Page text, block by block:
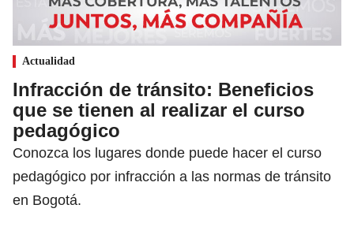
Actualidad
Infracción de tránsito: Beneficios
que se tienen al realizar el curso
pedagógico
Conozca los lugares donde puede hacer el curso
pedagógico por infracción a las normas de tránsito
en Bogotá.